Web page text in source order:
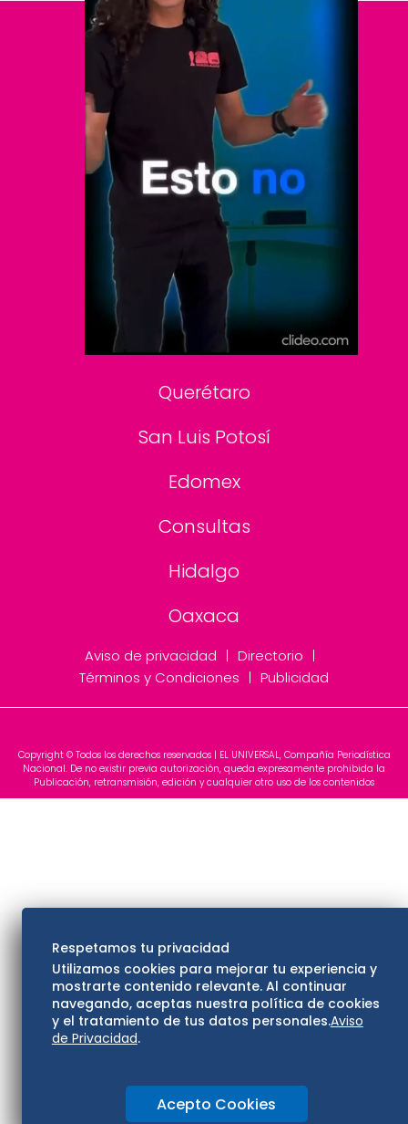
El Universal
Vive USA
Clase
De 10 sports
DeDinero
Confabulario
Aviso Oportuno
Consultas
Querétaro
San Luis Potosí
Edomex
Consultas
Hidalgo
Oaxaca
Aviso de privacidad
Directorio
Términos y Condiciones
Publicidad
Copyright © Todos los derechos reservados | EL UNIVERSAL, Compañía Periodística
Nacional. De no existir previa autorización, queda expresamente prohibida la
Publicación, retransmisión, edición y cualquier otro uso de los contenidos
Respetamos tu privacidad
Utilizamos cookies para mejorar tu experiencia y
mostrarte contenido relevante. Al continuar
navegando, aceptas nuestra política de cookies
y el tratamiento de tus datos personales.Aviso
de Privacidad.
Acepto Cookies